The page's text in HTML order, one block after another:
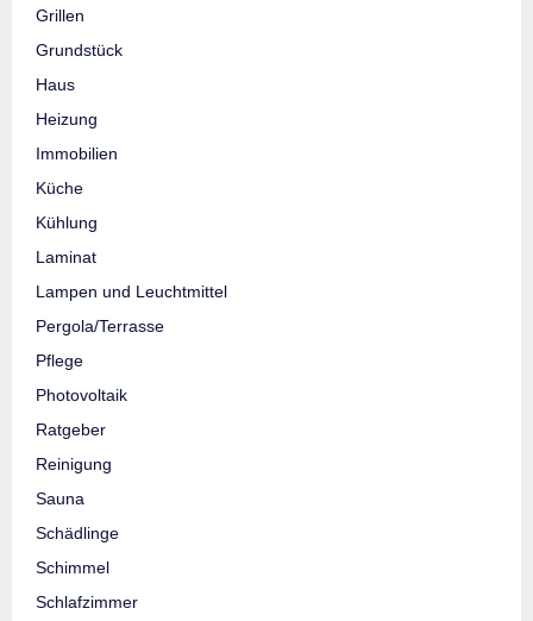
Grillen
Grundstück
Haus
Heizung
Immobilien
Küche
Kühlung
Laminat
Lampen und Leuchtmittel
Pergola/Terrasse
Pflege
Photovoltaik
Ratgeber
Reinigung
Sauna
Schädlinge
Schimmel
Schlafzimmer